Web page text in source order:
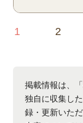
1 2
掲載情報は、
独自に収集し
録・更新いた